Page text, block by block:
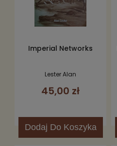
Imperial Networks
Lester Alan
45,00 zł
Dodaj Do Koszyka